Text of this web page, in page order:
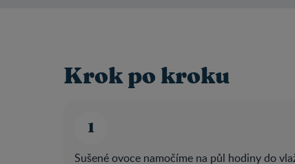
Krok po kroku
Sušené ovoce namočíme na půl hodiny do